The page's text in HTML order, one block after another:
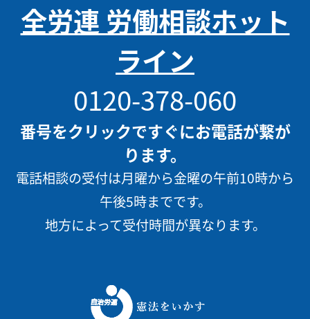
全労連 労働相談ホット
ライン
0120-378-060
番号をクリックですぐにお電話が繋が
ります。
電話相談の受付は月曜から金曜の午前10時から
午後5時までです。
地方によって受付時間が異なります。